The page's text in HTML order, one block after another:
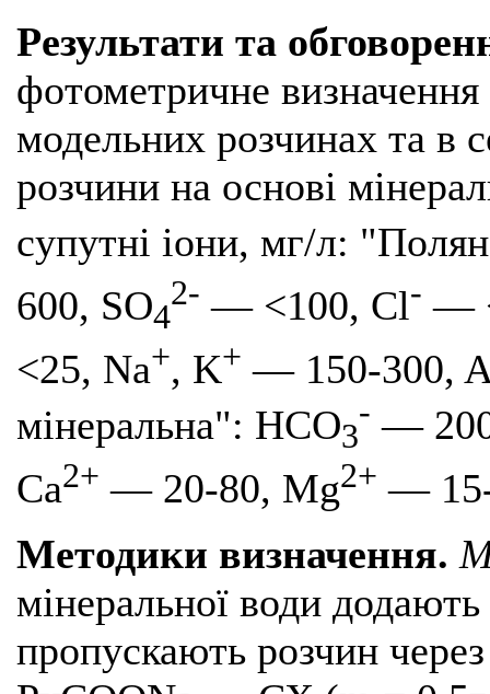
Результати та
фотометричне
модельних розчинах та в
розчини на основі
супутні іони, мг/л:
600, SO4
2- — <100, Cl- —
<25, Na+, K+ — 150-300,
мінеральна": HCO3
- —
Ca2+ — 20-80, Mg2+ —
Методики визначення.
мінеральної води
пропускають розчин